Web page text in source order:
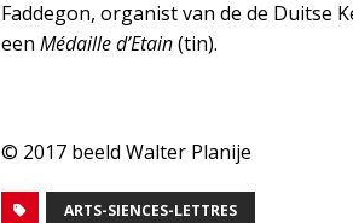
Faddegon, organist van de de Duitse
een Médaille d’Etain(tin).
© 2017 beeld Walter Planije
ARTS-SIENCES-LETTRES